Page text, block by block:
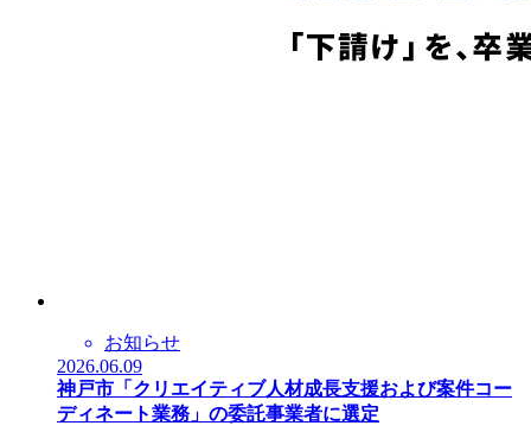
お知らせ
2026.06.09
神戸市「クリエイティブ人材成長支援および案件コー
ディネート業務」の委託事業者に選定